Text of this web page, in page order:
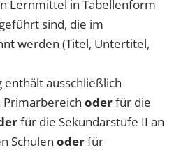
Lernmittel in Tabellenform
sind, die im
werden (Titel, Untertitel,
ausschließlich
oderfür die
für die Sekundarstufe II an
Schulen oderfür